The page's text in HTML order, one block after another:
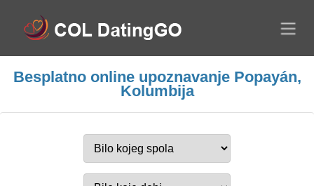
Besplatno online upoznavanje Popayán,
Kolumbija